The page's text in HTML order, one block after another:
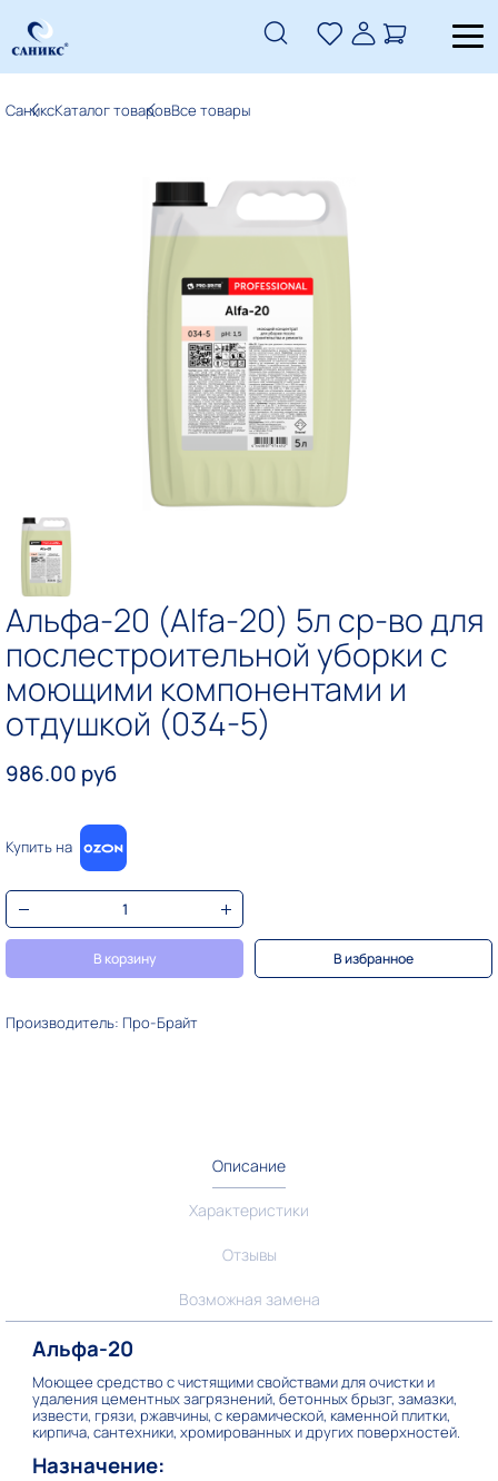
СаниксКаталог товаровВсе товары
Альфа-20 (Alfa-20) 5л ср-во для
послестроительной уборки с
моющими компонентами и
отдушкой (034-5)
986.00 руб
Купить на
В корзину В избранное
Производитель: Про-Брайт
Описание
Характеристики
Отзывы
Возможная замена
Альфа-20
Моющее средство с чистящими свойствами для очистки и
удаления цементных загрязнений, бетонных брызг, замазки,
извести, грязи, ржавчины, с керамической, каменной плитки,
кирпича, сантехники, хромированных и других поверхностей.
Назначение: